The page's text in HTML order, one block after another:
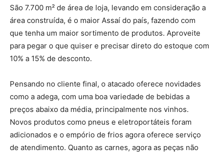
São 7.700 m² de área de loja, levando em consideração a
área construída, é o maior Assaí do país, fazendo com
que tenha um maior sortimento de produtos. Aproveite
para pegar o que quiser e precisar direto do estoque com
10% a 15% de desconto.
Pensando no cliente final, o atacado oferece novidades
como a adega, com uma boa variedade de bebidas a
preços abaixo da média, principalmente nos vinhos.
Novos produtos como pneus e eletroportáteis foram
adicionados e o empório de frios agora oferece serviço
de atendimento. Quanto as carnes, agora as peças não